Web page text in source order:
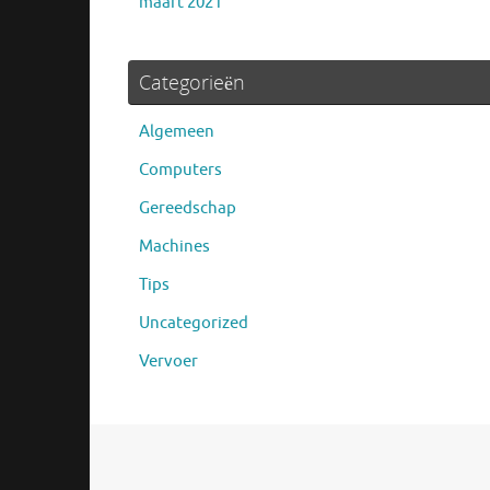
Categorieën
Algemeen
Computers
Gereedschap
Machines
Tips
Uncategorized
Vervoer